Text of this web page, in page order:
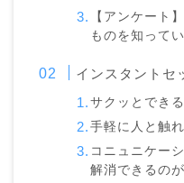
【アンケート
ものを知って
インスタントセ
サクッとでき
手軽に人と触
コニュニケー
解消できるの